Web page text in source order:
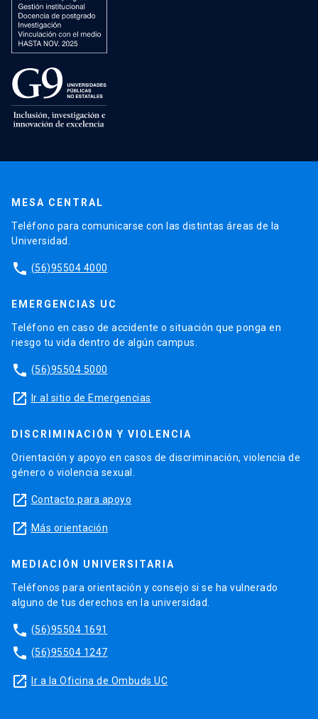
MESA CENTRAL
Teléfono para comunicarse con las distintas áreas de la
Universidad.
phone (56)95504 4000
EMERGENCIAS UC
Teléfono en caso de accidente o situación que ponga en
riesgo tu vida dentro de algún campus.
phone (56)95504 5000
launch Ir al sitio de Emergencias
DISCRIMINACIÓN Y VIOLENCIA
Orientación y apoyo en casos de discriminación, violencia de
género o violencia sexual.
launch Contacto para apoyo
launch Más orientación
MEDIACIÓN UNIVERSITARIA
Teléfonos para orientación y consejo si se ha vulnerado
alguno de tus derechos en la universidad.
phone (56)95504 1691
phone (56)95504 1247
launch Ir a la Oficina de Ombuds UC